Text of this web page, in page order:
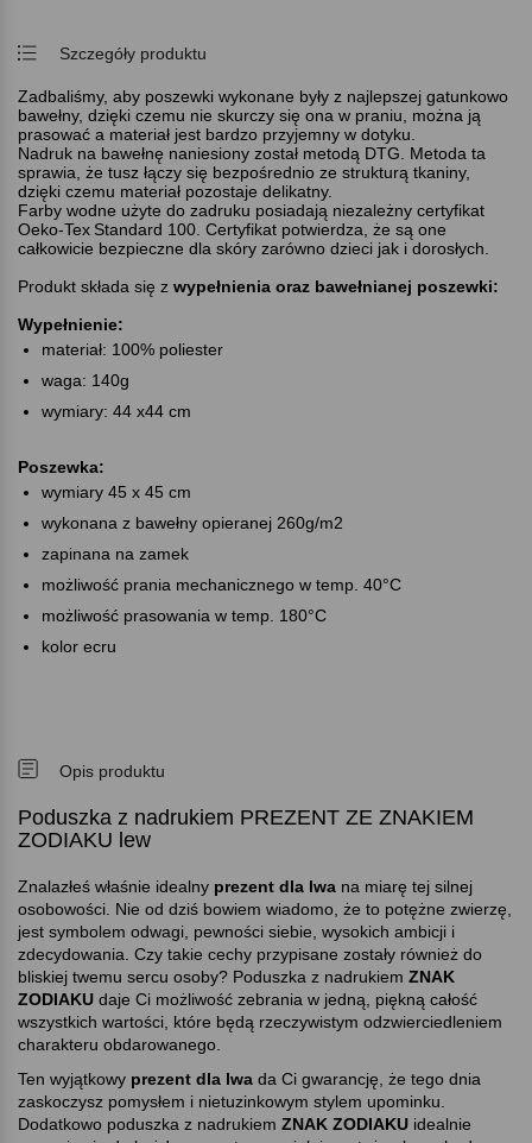
Szczegóły produktu
Zadbaliśmy, aby poszewki wykonane były z najlepszej gatunkowo
bawełny, dzięki czemu nie skurczy się ona w praniu, można ją
prasować a materiał jest bardzo przyjemny w dotyku.
Nadruk na bawełnę naniesiony został metodą DTG. Metoda ta
sprawia, że tusz łączy się bezpośrednio ze strukturą tkaniny,
dzięki czemu materiał pozostaje delikatny.
Farby wodne użyte do zadruku posiadają niezależny certyfikat
Oeko-Tex Standard 100. Certyfikat potwierdza, że są one
całkowicie bezpieczne dla skóry zarówno dzieci jak i dorosłych.
Produkt składa się z wypełnienia oraz bawełnianej poszewki:
Wypełnienie:
materiał: 100% poliester
waga: 140g
wymiary: 44 x44 cm
Poszewka:
wymiary 45 x 45 cm
wykonana z bawełny opieranej 260g/m2
zapinana na zamek
możliwość prania mechanicznego w temp. 40°C
możliwość prasowania w temp. 180°C
kolor ecru
Opis produktu
Poduszka z nadrukiem PREZENT ZE ZNAKIEM
ZODIAKU lew
Znalazłeś właśnie idealny prezent dla lwa na miarę tej silnej
osobowości. Nie od dziś bowiem wiadomo, że to potężne zwierzę,
jest symbolem odwagi, pewności siebie, wysokich ambicji i
zdecydowania. Czy takie cechy przypisane zostały również do
bliskiej twemu sercu osoby? Poduszka z nadrukiem ZNAK
ZODIAKU daje Ci możliwość zebrania w jedną, piękną całość
wszystkich wartości, które będą rzeczywistym odzwierciedleniem
charakteru obdarowanego.
Ten wyjątkowy prezent dla lwa da Ci gwarancję, że tego dnia
zaskoczysz pomysłem i nietuzinkowym stylem upominku.
Dodatkowo poduszka z nadrukiem ZNAK ZODIAKU idealnie